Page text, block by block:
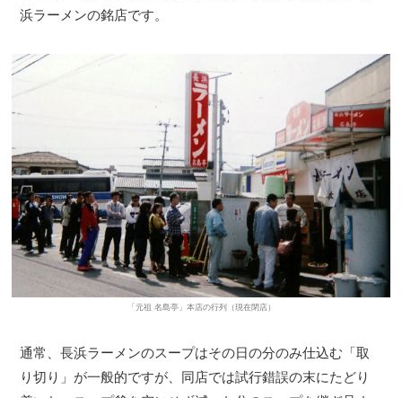
浜ラーメンの銘店です。
「元祖 名島亭」本店の行列（現在閉店）
通常、長浜ラーメンのスープはその日の分のみ仕込む「取
り切り」が一般的ですが、同店では試行錯誤の末にたどり